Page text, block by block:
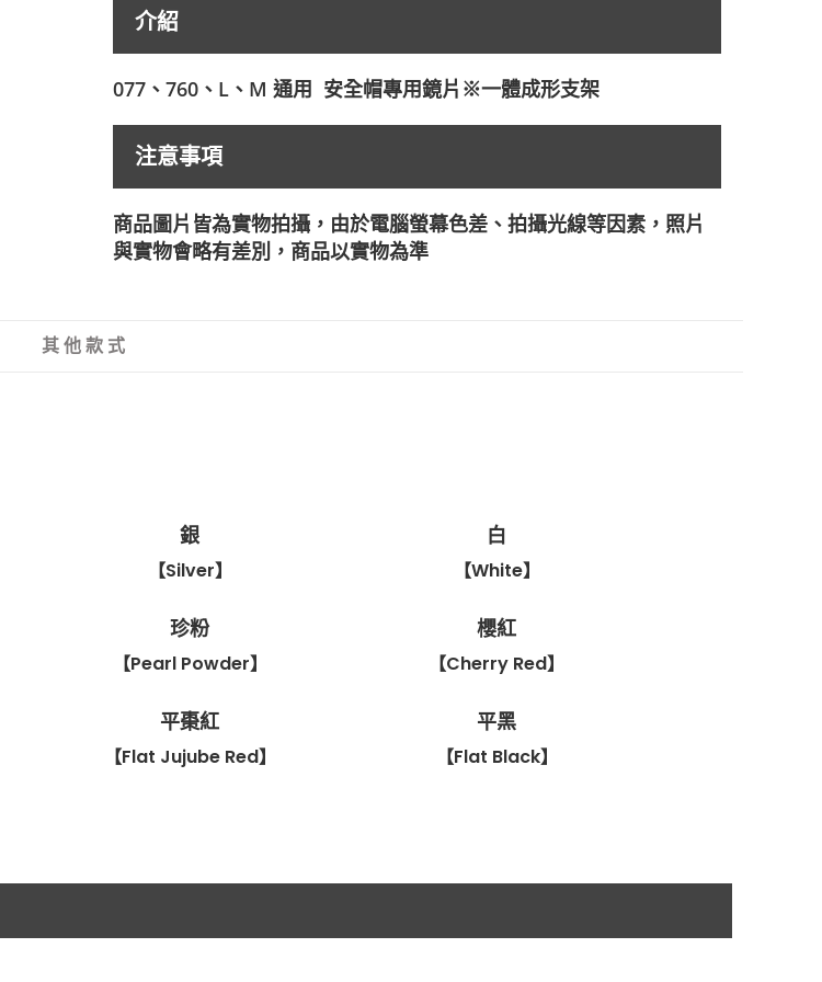
介紹
077、760、L、M 通用 安全帽專用鏡片※一體成形支架
注意事項
商品圖片皆為實物拍攝，由於電腦螢幕色差、拍攝光線等因素，照片
與實物會略有差別，商品以實物為準
其他款式
銀
【Silver】
白
【White】
珍粉
【Pearl Powder】
櫻紅
【Cherry Red】
平棗紅
【Flat Jujube Red】
平黑
【Flat Black】